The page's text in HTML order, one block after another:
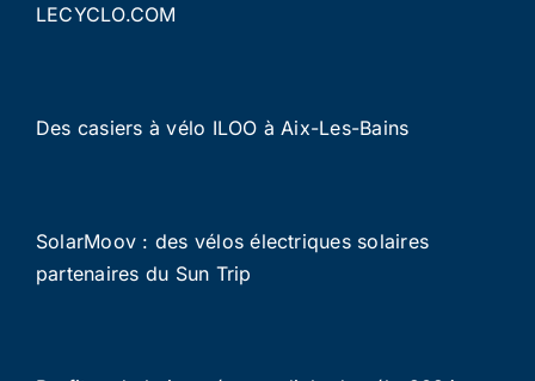
LECYCLO.COM
Des casiers à vélo ILOO à Aix-Les-Bains
SolarMoov : des vélos électriques solaires
partenaires du Sun Trip